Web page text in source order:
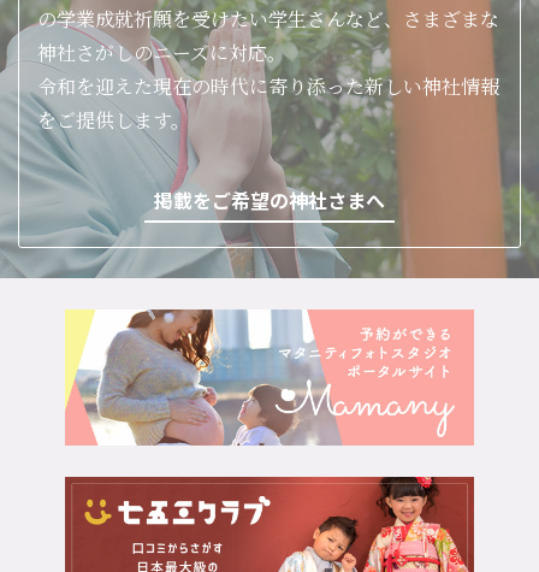
の学業成就祈願を受けたい学生さんなど、さまざまな
神社さがしのニーズに対応。
令和を迎えた現在の時代に寄り添った新しい神社情報
をご提供します。
掲載をご希望の神社さまへ